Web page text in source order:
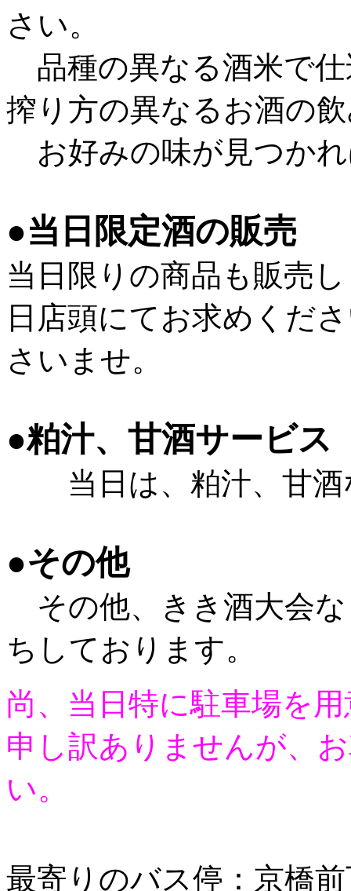
さい。
品種の異なる酒米で
搾り方の異なるお酒の
お好みの味が見つ
●当日限定酒の販売
当日限りの商品も販売
日店頭にてお求めくだ
さいませ。
●粕汁、甘酒サービス
当日は、粕汁、甘酒
●その他
その他、きき酒大会
ちしております。
尚、当日特に駐車場を
申し訳ありませんが、
い。
最寄りのバス停：京橋